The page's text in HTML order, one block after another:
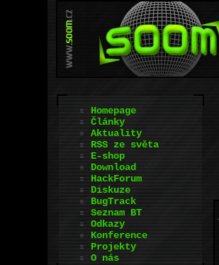
Homepage
Články
Aktuality
RSS ze světa
E-shop
Download
HackForum
Diskuze
BugTrack
Seznam BT
Odkazy
Konference
Projekty
O nás